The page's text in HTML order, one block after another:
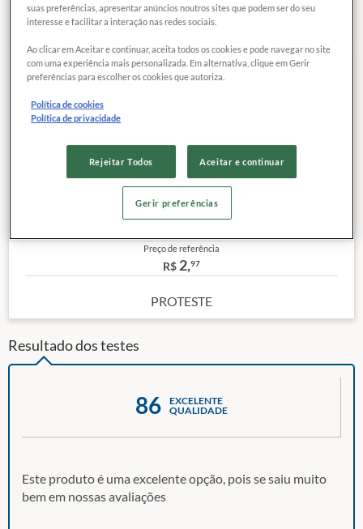
86 EXCELENTE
QUALIDADE
Categoria:Arroz Beneficiado Polido Longo Fino Tipo 1
Clique aqui
Classificação Vegetal Real:Tipo 1
Outras características
Preço de referência
R$ 2,97
PROTESTE
Resultado dos testes
86
EXCELENTE
QUALIDADE
Este produto é uma excelente opção, pois se saiu muito
bem em nossas avaliações
suas preferências, apresentar anúncios noutros sites que podem ser do seu
interesse e facilitar a interação nas redes sociais.
Ao clicar em Aceitar e continuar, aceita todos os cookies e pode navegar no site
com uma experiência mais personalizada. Em alternativa, clique em Gerir
preferências para escolher os cookies que autoriza.
Política de cookies
Política de privacidade
Rejeitar Todos Aceitar e continuar
Gerir preferências